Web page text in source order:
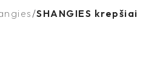
SHANGIES krepšiai